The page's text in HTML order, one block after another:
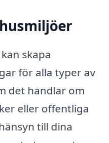
skapa
för alla typer av
det handlar om
eller offentliga
till dina